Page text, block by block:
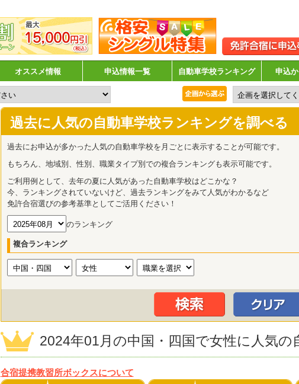
オススメ情報 申込情報一覧 自動車学校ランキング 申込
過去に人気の自動車学校ランキングを調べる
過去にお申込が多かった人気の自動車学校を月ごとに表示することが可能です。
もちろん、地域別、性別、職業タイプ別での複合ランキングも表示可能です。
ご利用例として、去年の夏に人気があった自動車学校はどこかな？
今、ランキングされていないけど、過去ランキングをみて人気がわかるなど
免許合宿選びの参考基準としてご活用ください！
のランキング
複合ランキング
2024年01月の中国・四国で女性に人気
合宿提携教習所ボックスについて